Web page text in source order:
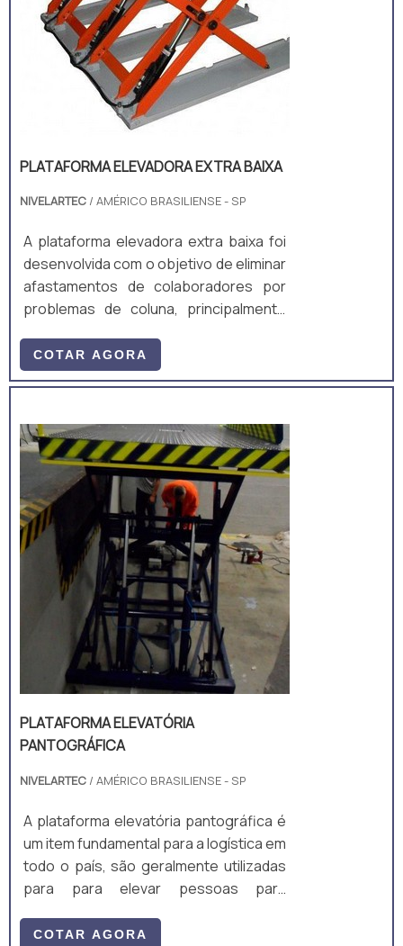
PLATAFORMA ELEVADORA EXTRA BAIXA
NIVELARTEC / AMÉRICO BRASILIENSE - SP
A plataforma elevadora extra baixa foi
desenvolvida com o objetivo de eliminar
afastamentos de colaboradores por
problemas de coluna, principalmente
colaborador baixa muitas vezes para
montar e desmontar um palete.
nunca foi tão importante como nos dias
atuais, por isso a plataforma vem
preencher esta lacuna de
equipamentos desenvolvidos
exclusivamente para facilitar a ati...
COTAR AGORA
PLATAFORMA ELEVATÓRIA
PANTOGRÁFICA
NIVELARTEC / AMÉRICO BRASILIENSE - SP
A plataforma elevatória pantográfica é
um item fundamental para a logística em
todo o país, são geralmente utilizadas
para para elevar pessoas para
equipamento muito útil para elevação
COTAR AGORA